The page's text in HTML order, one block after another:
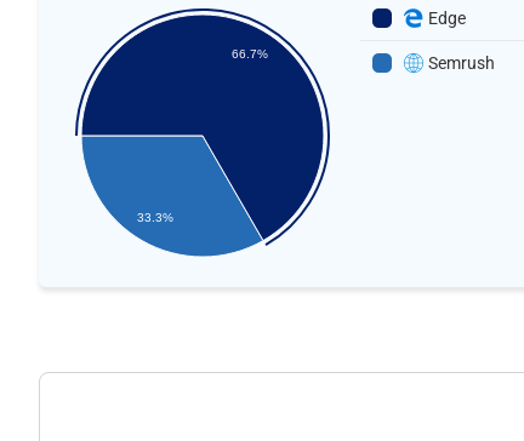
33.3%
66.7%
Edge
Semrush